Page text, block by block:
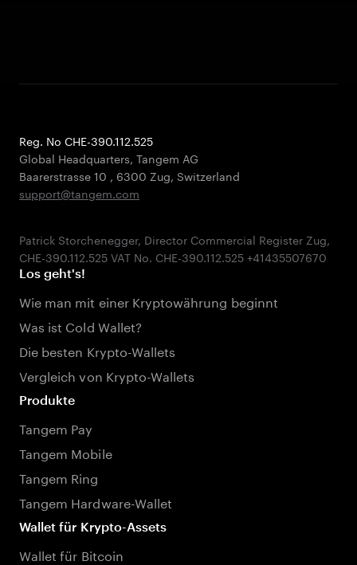
Reg. No CHE-390.112.525
Global Headquarters, Tangem AG
Baarerstrasse 10 , 6300 Zug, Switzerland
support@tangem.com
Patrick Storchenegger, Director Commercial Register Zug,
Los geht's!
Wie man mit einer Kryptowährung beginnt
Was ist Cold Wallet?
Die besten Krypto-Wallets
Vergleich von Krypto-Wallets
Produkte
Tangem Pay
Tangem Mobile
Tangem Ring
Tangem Hardware-Wallet
Wallet für Krypto-Assets
Wallet für Bitcoin